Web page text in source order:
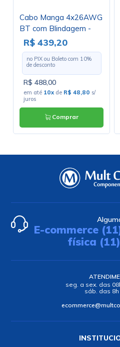
Cabo Manga 4x26AWG
BT com Blindagem -
Rolo com 100 Metros
R$ 439,20
no PIX ou Boleto com 10%
de desconto
R$ 488,00
em até 10x de R$ 48,80 s/
juros
Comprar